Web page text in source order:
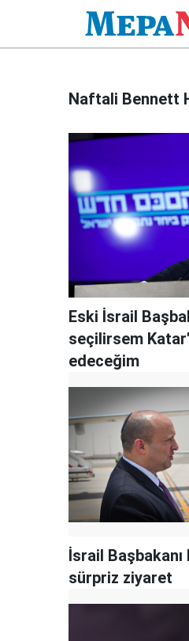
Naftali Bennett
Eski İsrail
seçilirsem
edeceğim
İsrail
sürpriz ziyaret